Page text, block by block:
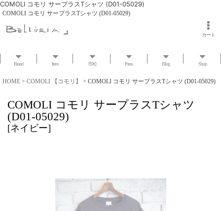
COMOLI コモリ サープラスTシャツ (D01-05029)
COMOLI コモリ サープラスTシャツ (D01-05029)
カート
Brand Item 市松 Press Blog Shop
HOME > COMOLI 【コモリ】 > COMOLI コモリ サープラスTシャツ (D01-05029)
COMOLI コモリ サープラスTシャツ
(D01-05029)
[ネイビー]